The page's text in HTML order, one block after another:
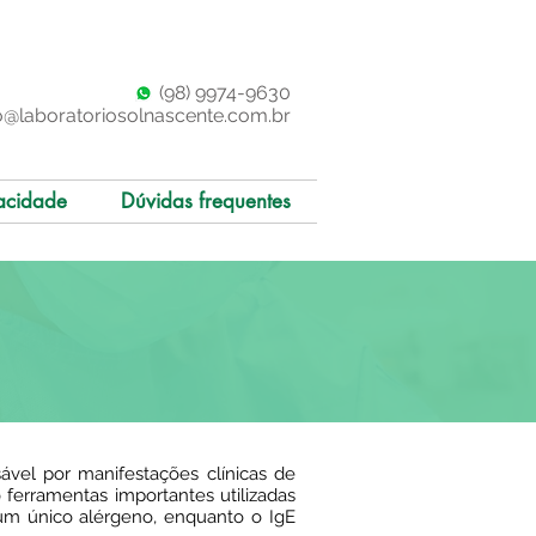
(98) 9974-9630
Dúvidas frequentes
por manifestações clínicas de
importantes utilizadas
único alérgeno, enquanto o IgE